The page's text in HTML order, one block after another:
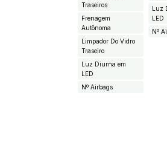
Traseiros
Frenagem
Autônoma
Limpador Do Vidro
Traseiro
Luz Diurna em
LED
Nº Airbags
Luz
LED
Nº